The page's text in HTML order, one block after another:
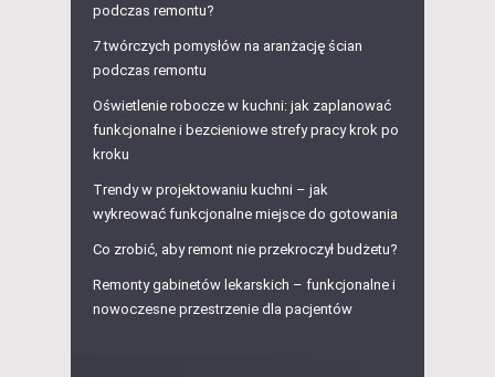
podczas remontu?
7 twórczych pomysłów na aranżację ścian
podczas remontu
Oświetlenie robocze w kuchni: jak zaplanować
funkcjonalne i bezcieniowe strefy pracy krok po
kroku
Trendy w projektowaniu kuchni – jak
wykreować funkcjonalne miejsce do gotowania
Co zrobić, aby remont nie przekroczył budżetu?
Remonty gabinetów lekarskich – funkcjonalne i
nowoczesne przestrzenie dla pacjentów